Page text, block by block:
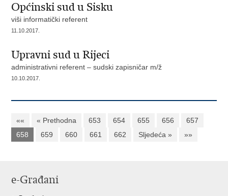
Općinski sud u Sisku
viši informatički referent
11.10.2017.
Upravni sud u Rijeci
administrativni referent – sudski zapisničar m/ž
10.10.2017.
«« « Prethodna 653 654 655 656
657
658
659 660 661 662 Sljedeća » »»
e-Građani